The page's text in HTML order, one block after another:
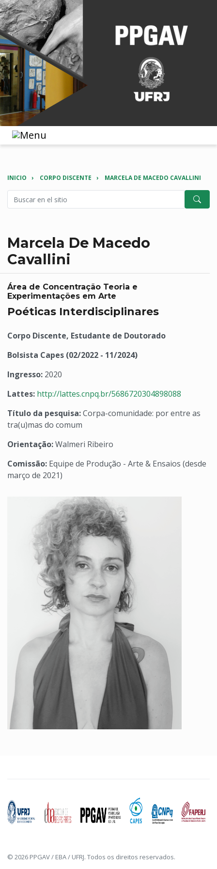
INICIO CORPO DISCENTE MARCELA DE MACEDO CAVALLINI
Marcela De Macedo
Cavallini
Área de Concentração Teoria e
Experimentações em Arte
Poéticas Interdisciplinares
Corpo Discente, Estudante de Doutorado
Bolsista Capes (02/2022 - 11/2024)
Ingresso: 2020
Lattes: http://lattes.cnpq.br/5686720304898088
Título da pesquisa:Corpa-comunidade: por entre as
tra(u)mas do comum
Orientação:Walmeri Ribeiro
Comissão: Equipe de Produção - Arte & Ensaios (desde
março de 2021)
© 2026 PPGAV / EBA / UFRJ. Todos os direitos reservados.